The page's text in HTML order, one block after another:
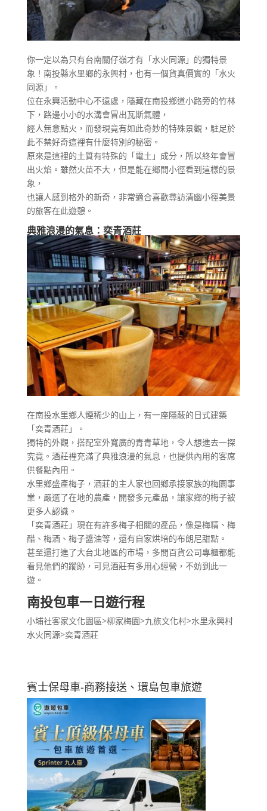
你一定以為只有台南關仔嶺才有「水火同源」的獨特景
象！南投縣水里鄉的永興村，也有一個貨真價實的「水火
同源」。
位在永興活動中心不遠處，隱藏在南投鄉道小路旁的竹林
下，路邊小小的水溝會冒出瓦斯氣體，
經人無意點火，而發現竟有如此奇妙的特殊景觀，駐足於
此不禁好奇這裡有什麼特別的秘密。
原來是這裡的土質有特殊的「電土」成分，所以終年會冒
出火焰。雖然火苗不大，但是能在鄉間小徑看到這樣的景
象，
也讓人感到格外的新奇，非常適合喜歡尋訪清幽小徑美景
的旅客在此遊憩。
典雅浪漫的氣息：奕青酒莊
在南投水里鄉人煙稀少的山上，有一座隱蔽的日式建築
「奕青酒莊」。
獨特的外觀，搭配室外寬廣的青青草地，令人想進去一探
究竟。酒莊裡充滿了典雅浪漫的氣息，也提供內用的客席
供餐點內用。
水里鄉盛產梅子，酒莊的主人家也回鄉承接家族的梅園事
業，嚴選了在地的農產，開發多元產品，讓家鄉的梅子被
更多人認識。
「奕青酒莊」現在有許多梅子相關的產品，像是梅精、梅
醋、梅酒、梅子醬油等，還有自家烘培的布朗尼甜點。
甚至還打進了大台北地區的市場，多間百貨公司專櫃都能
看見他們的蹤跡，可見酒莊有多用心經營，不妨到此一
遊。
南投包車一日遊行程
小埔社客家文化園區>柳家梅園>九族文化村>水里永興村
水火同源>奕青酒莊
賓士保母車-商務接送、環島包車旅遊